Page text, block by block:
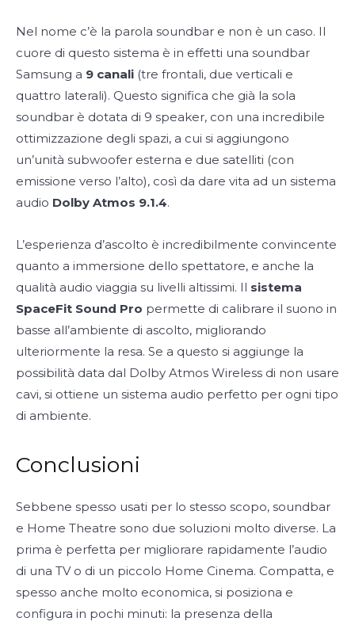
Nel nome c’è la parola soundbar e non è un caso. Il
cuore di questo sistema è in effetti una soundbar
Samsung a 9 canali (tre frontali, due verticali e
quattro laterali). Questo significa che già la sola
soundbar è dotata di 9 speaker, con una incredibile
ottimizzazione degli spazi, a cui si aggiungono
un’unità subwoofer esterna e due satelliti (con
emissione verso l’alto), così da dare vita ad un sistema
audio Dolby Atmos 9.1.4.
L’esperienza d’ascolto è incredibilmente convincente
quanto a immersione dello spettatore, e anche la
qualità audio viaggia su livelli altissimi. Il sistema
SpaceFit Sound Pro permette di calibrare il suono in
basse all’ambiente di ascolto, migliorando
ulteriormente la resa. Se a questo si aggiunge la
possibilità data dal Dolby Atmos Wireless di non usare
cavi, si ottiene un sistema audio perfetto per ogni tipo
di ambiente.
Conclusioni
Sebbene spesso usati per lo stesso scopo, soundbar
e Home Theatre sono due soluzioni molto diverse. La
prima è perfetta per migliorare rapidamente l’audio
di una TV o di un piccolo Home Cinema. Compatta, e
spesso anche molto economica, si posiziona e
configura in pochi minuti: la presenza della